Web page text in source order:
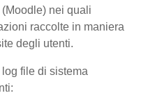
nei quali
raccolte in maniera
degli utenti.
file di sistema